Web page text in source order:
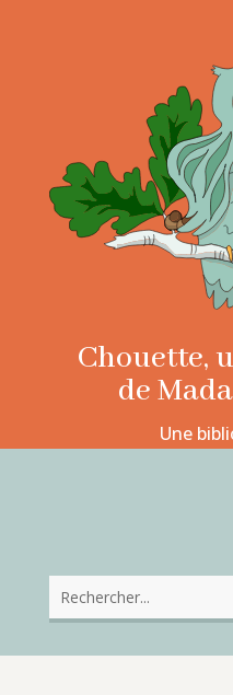
Chouette,
de
Une